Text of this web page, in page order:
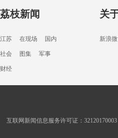
荔枝新闻
江苏 在现场 国内
社会 图集 军事
财经
关
新浪
互联网新闻信息服务许可证：32120170003